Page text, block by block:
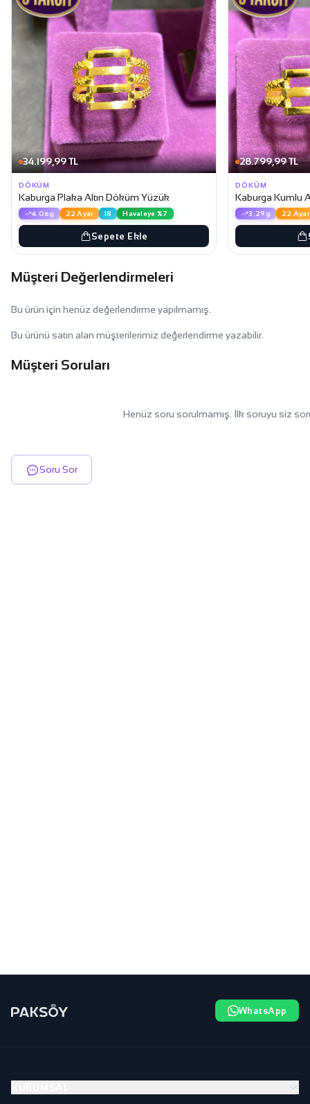
34.199,99 TL
DÖKÜM
Kaburga Plaka Altın Döküm Yüzük
4.06g 22 Ayar 18 Havaleye %7
Sepete Ekle
28.799,99 TL
DÖKÜM
Kaburga Kumlu
3.29g 22 Ayar
Müşteri Değerlendirmeleri
Bu ürün için henüz değerlendirme yapılmamış.
Bu ürünü satın alan müşterilerimiz değerlendirme yazabilir.
Müşteri Soruları
Henüz soru sorulmamış. İlk soruyu siz
Soru Sor
WhatsApp